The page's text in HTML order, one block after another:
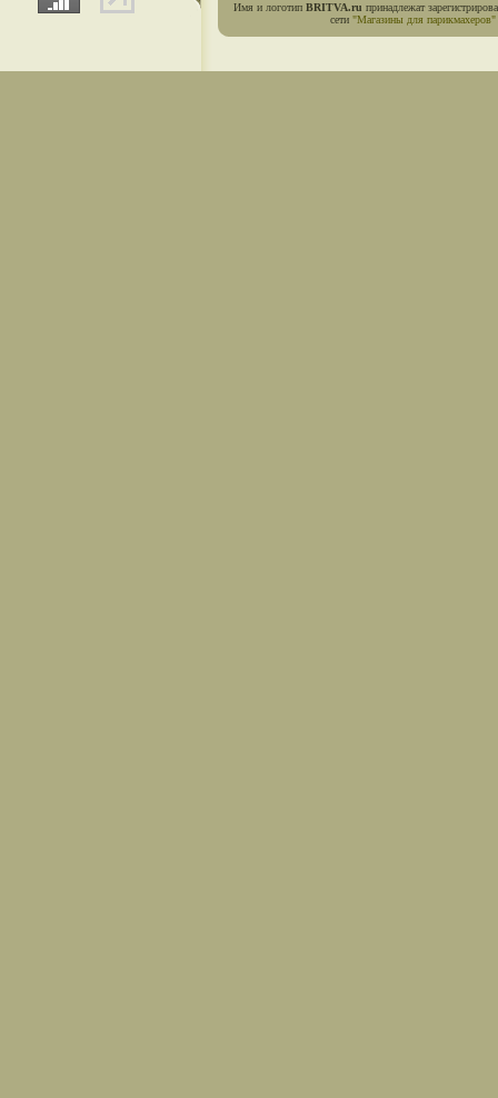
Имя и логотип BRITVA.ru принадлежат
сети "Магазины для парикмахеров"